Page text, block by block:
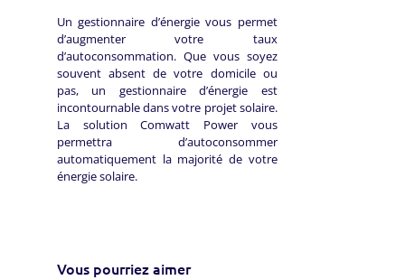
Un gestionnaire d’énergie vous permet
d’augmenter votre taux
d’autoconsommation. Que vous soyez
souvent absent de votre domicile ou
pas, un gestionnaire d’énergie est
incontournable dans votre projet solaire.
La solution Comwatt Power vous
permettra d’autoconsommer
automatiquement la majorité de votre
énergie solaire.
Vous pourriez aimer